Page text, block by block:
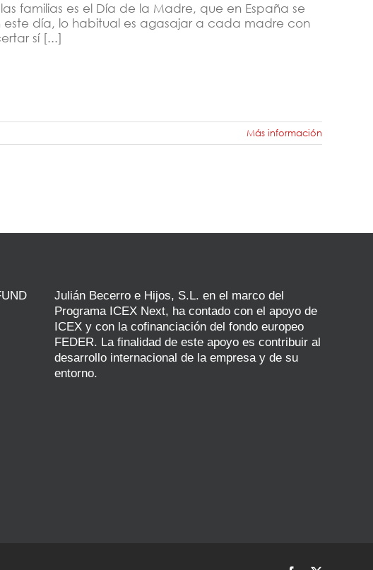
familias es el Día de la Madre, que en España se
día, lo habitual es agasajar a cada madre con
sí [...]
Más información
Julián Becerro e Hijos, S.L. en el marco del
Programa ICEX Next, ha contado con el apoyo de
ICEX y con la cofinanciación del fondo europeo
FEDER. La finalidad de este apoyo es contribuir al
desarrollo internacional de la empresa y de su
entorno.